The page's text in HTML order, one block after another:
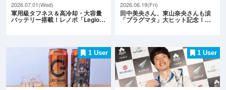
2026.07.01(Wed)
軍用級タフネス＆高冷却・大容量
バッテリー搭載！レノボ「Legio…
2026.06.19(Fri)
田中美央さん、東山奈央さんも涙
「プラグマタ」大ヒット記念！…
1 User 1 User